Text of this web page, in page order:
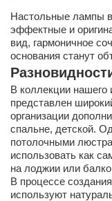
Настольные лампы
эффектные и
вид, гармоничное
основания станут
В коллекции нашего
представлен
организации
спальне, детской.
потолочными
использовать как
на лоджии или
В процессе
используют